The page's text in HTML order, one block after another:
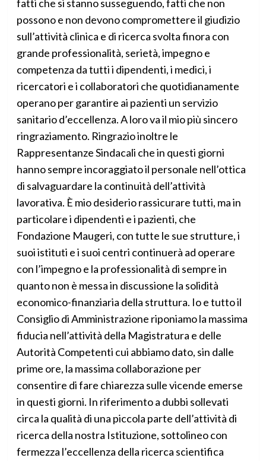
fatti che si stanno susseguendo, fatti che non
possono e non devono compromettere il giudizio
sull’attività clinica e di ricerca svolta finora con
grande professionalità, serietà, impegno e
competenza da tutti i dipendenti, i medici, i
ricercatori e i collaboratori che quotidianamente
operano per garantire ai pazienti un servizio
sanitario d’eccellenza. A loro va il mio più sincero
ringraziamento. Ringrazio inoltre le
Rappresentanze Sindacali che in questi giorni
hanno sempre incoraggiato il personale nell’ottica
di salvaguardare la continuità dell’attività
lavorativa. È mio desiderio rassicurare tutti, ma in
particolare i dipendenti e i pazienti, che
Fondazione Maugeri, con tutte le sue strutture, i
suoi istituti e i suoi centri continuerà ad operare
con l’impegno e la professionalità di sempre in
quanto non è messa in discussione la solidità
economico-finanziaria della struttura. Io e tutto il
Consiglio di Amministrazione riponiamo la massima
fiducia nell’attività della Magistratura e delle
Autorità Competenti cui abbiamo dato, sin dalle
prime ore, la massima collaborazione per
consentire di fare chiarezza sulle vicende emerse
in questi giorni. In riferimento a dubbi sollevati
circa la qualità di una piccola parte dell’attività di
ricerca della nostra Istituzione, sottolineo con
fermezza l’eccellenza della ricerca scientifica